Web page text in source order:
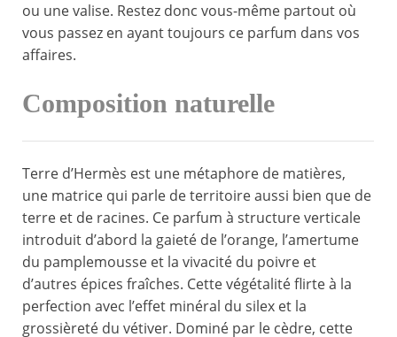
ou une valise. Restez donc vous-même partout où
vous passez en ayant toujours ce parfum dans vos
affaires.
Composition naturelle
Terre d’Hermès est une métaphore de matières,
une matrice qui parle de territoire aussi bien que de
terre et de racines. Ce parfum à structure verticale
introduit d’abord la gaieté de l’orange, l’amertume
du pamplemousse et la vivacité du poivre et
d’autres épices fraîches. Cette végétalité flirte à la
perfection avec l’effet minéral du silex et la
grossièreté du vétiver. Dominé par le cèdre, cette